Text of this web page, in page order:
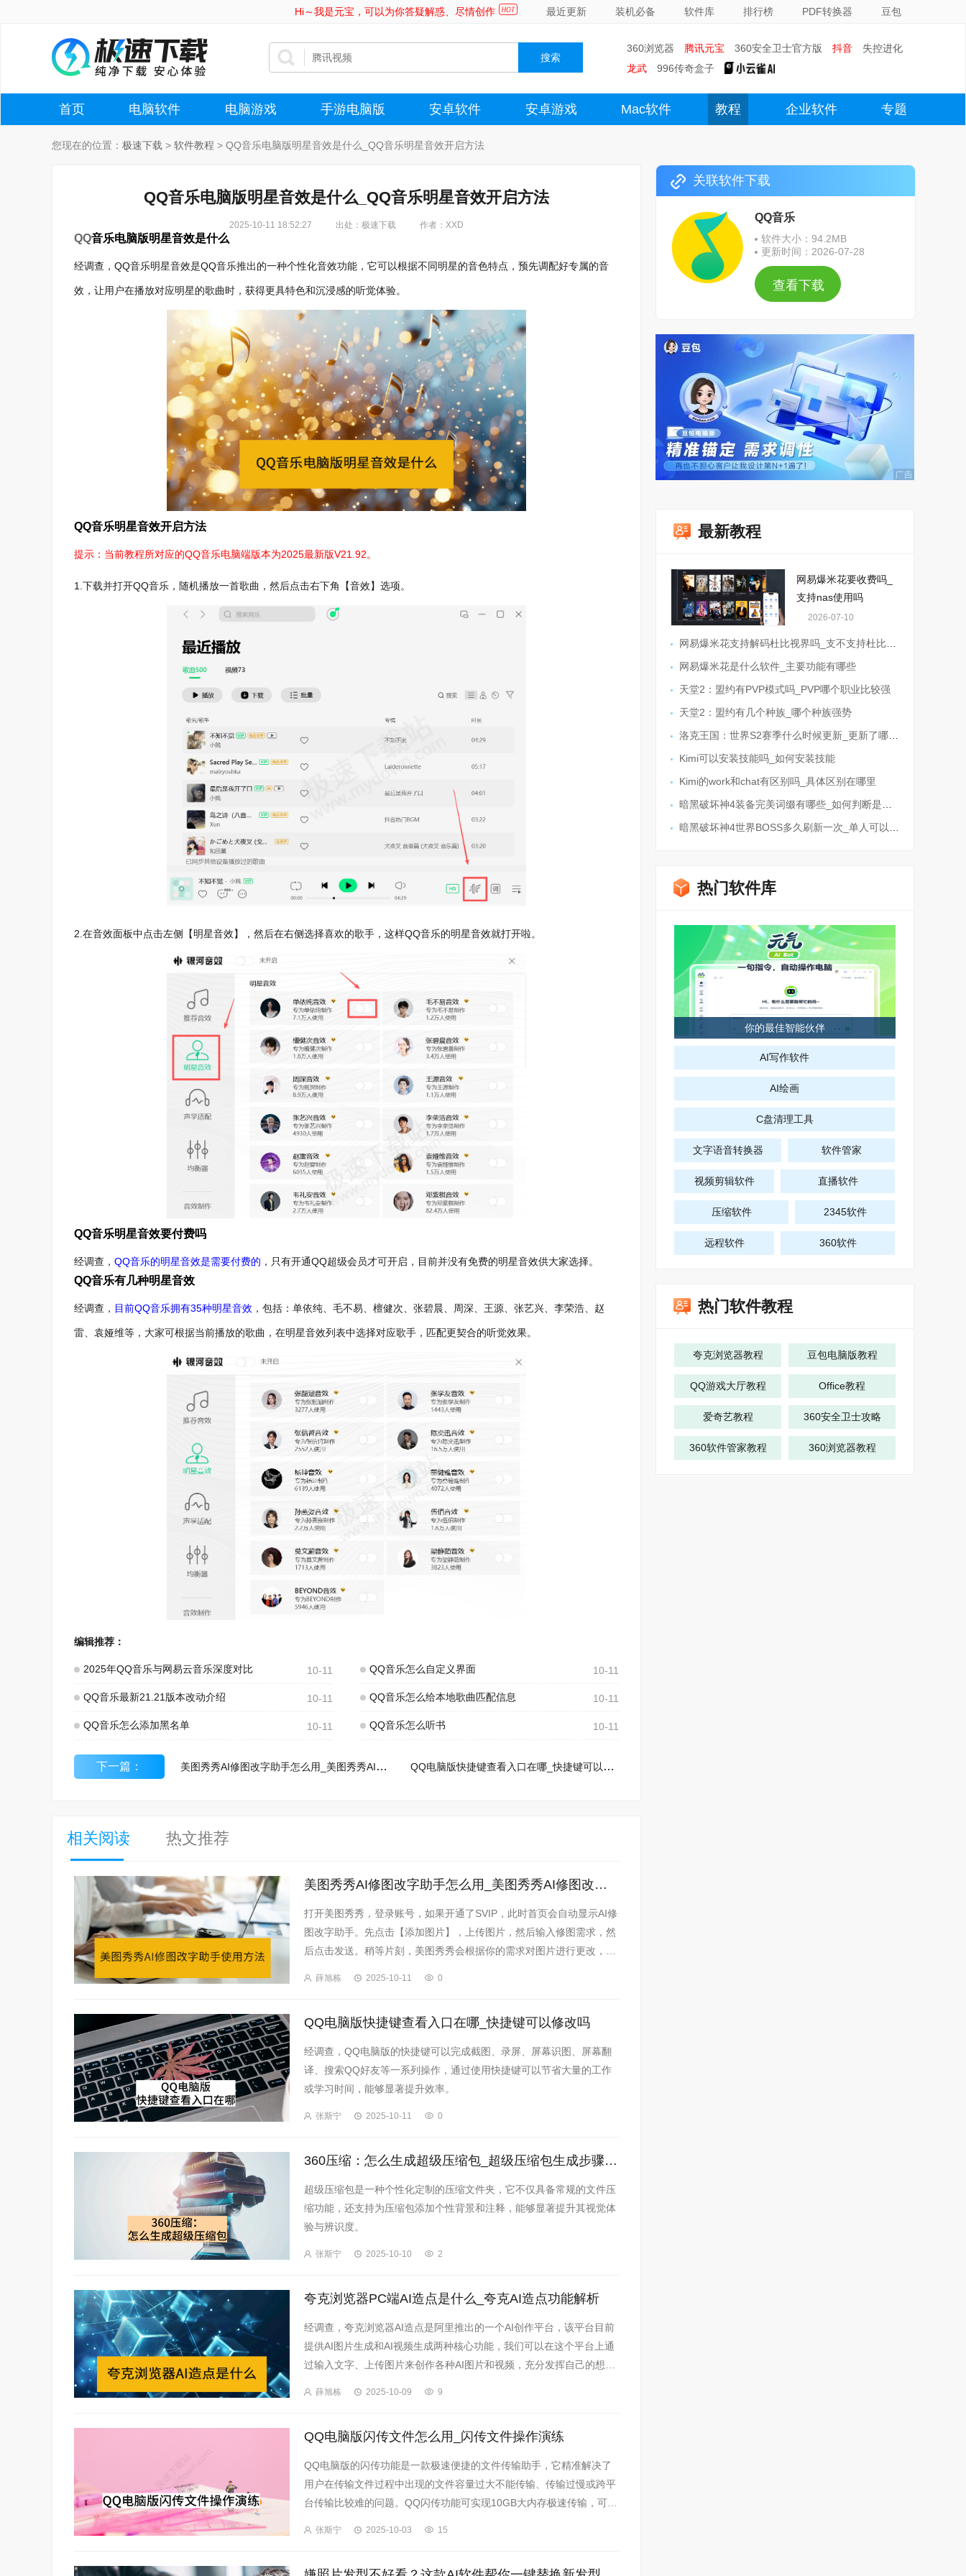
Hi～我是元宝，可以为你答疑解惑、尽情创作 最近更新 装机必备 软件库 排行榜 PDF转换器 豆包
360浏览器 腾讯元宝 360安全卫士官方版 抖音
失控进化
龙武
996传奇盒子
首页 电脑软件 电脑游戏 手游电脑版 安卓软件 安卓游戏 Mac软件 教程 企业软件 专题
您现在的位置： 极速下载 > 软件教程 > QQ音乐电脑版明星音效是什么_QQ音乐明星音效开启方法
QQ音乐电脑版明星音效是什么_QQ音乐明星音效开启方法
2025-10-11 18:52:27 出处：极速下载 作者：XXD
QQ音乐电脑版明星音效是什么
经调查，QQ音乐明星音效是QQ音乐推出的一种个性化音效功能，它可以根据不同明星的音色特点，预先调配好专属的音
效，让用户在播放对应明星的歌曲时，获得更具特色和沉浸感的听觉体验。
QQ音乐明星音效开启方法
提示：当前教程所对应的QQ音乐电脑端版本为2025最新版V21.92。
1.下载并打开QQ音乐，随机播放一首歌曲，然后点击右下角【音效】选项。
2.在音效面板中点击左侧【明星音效】，然后在右侧选择喜欢的歌手，这样QQ音乐的明星音效就打开啦。
QQ音乐明星音效要付费吗
经调查， QQ音乐的明星音效是需要付费的 ，只有开通QQ超级会员才可开启，目前并没有免费的明星音效供大家选择。
QQ音乐有几种明星音效
经调查， 目前QQ音乐拥有35种明星音效 ，包括：单依纯、毛不易、檀健次、张碧晨、周深、王源、张艺兴、李荣浩、赵
雷、袁娅维等，大家可根据当前播放的歌曲，在明星音效列表中选择对应歌手，匹配更契合的听觉效果。
编辑推荐：
2025年QQ音乐与网易云音乐深度对比 10-11 QQ音乐怎么自定义界面 10-11
QQ音乐最新21.21版本改动介绍 10-11 QQ音乐怎么给本地歌曲匹配信息 10-11
QQ音乐怎么添加黑名单 10-11 QQ音乐怎么听书 10-11
下一篇： 美图秀秀AI修图改字助手怎么用_美图秀秀AI修图改字助手要付费使用吗 QQ电脑版快捷键查看入口在哪_快捷键可以修改吗
相关阅读 热文推荐
美图秀秀AI修图改字助手怎么用_美图秀秀AI修图改字助手要付费使用吗
打开美图秀秀，登录账号，如果开通了SVIP，此时首页会自动显示AI修
图改字助手。先点击【添加图片】，上传图片，然后输入修图需求，然
后点击发送。稍等片刻，美图秀秀会根据你的需求对图片进行更改，右
薛旭栋 2025-10-11 0
QQ电脑版快捷键查看入口在哪_快捷键可以修改吗
经调查，QQ电脑版的快捷键可以完成截图、录屏、屏幕识图、屏幕翻
译、搜索QQ好友等一系列操作，通过使用快捷键可以节省大量的工作
或学习时间，能够显著提升效率。
张斯宁 2025-10-11 0
360压缩：怎么生成超级压缩包_超级压缩包生成步骤分享
超级压缩包是一种个性化定制的压缩文件夹，它不仅具备常规的文件压
缩功能，还支持为压缩包添加个性背景和注释，能够显著提升其视觉体
验与辨识度。
张斯宁 2025-10-10 2
夸克浏览器PC端AI造点是什么_夸克AI造点功能解析
经调查，夸克浏览器AI造点是阿里推出的一个AI创作平台，该平台目前
提供AI图片生成和AI视频生成两种核心功能，我们可以在这个平台上通
过输入文字、上传图片来创作各种AI图片和视频，充分发挥自己的想象
薛旭栋 2025-10-09 9
QQ电脑版闪传文件怎么用_闪传文件操作演练
QQ电脑版的闪传功能是一款极速便捷的文件传输助手，它精准解决了
用户在传输文件过程中出现的文件容量过大不能传输、传输过慢或跨平
台传输比较难的问题。QQ闪传功能可实现10GB大内存极速传输，可以
张斯宁 2025-10-03 15
关联软件下载
QQ音乐
软件大小：94.2MB
更新时间：2026-07-28
查看下载
最新教程
网易爆米花要收费吗_
支持nas使用吗
2026-07-10
网易爆米花支持解码杜比视界吗_支不支持杜比全景声
网易爆米花是什么软件_主要功能有哪些
天堂2：盟约有PVP模式吗_PVP哪个职业比较强
天堂2：盟约有几个种族_哪个种族强势
洛克王国：世界S2赛季什么时候更新_更新了哪些内容
Kimi可以安装技能吗_如何安装技能
Kimi的work和chat有区别吗_具体区别在哪里
暗黑破坏神4装备完美词缀有哪些_如何判断是不是极品装备
暗黑破坏神4世界BOSS多久刷新一次_单人可以打吗
热门软件库
你的最佳智能伙伴
AI写作软件
AI绘画
C盘清理工具
文字语音转换器 软件管家
视频剪辑软件 直播软件
压缩软件 2345软件
远程软件 360软件
热门软件教程
夸克浏览器教程 豆包电脑版教程
QQ游戏大厅教程 Office教程
爱奇艺教程 360安全卫士攻略
360软件管家教程 360浏览器教程